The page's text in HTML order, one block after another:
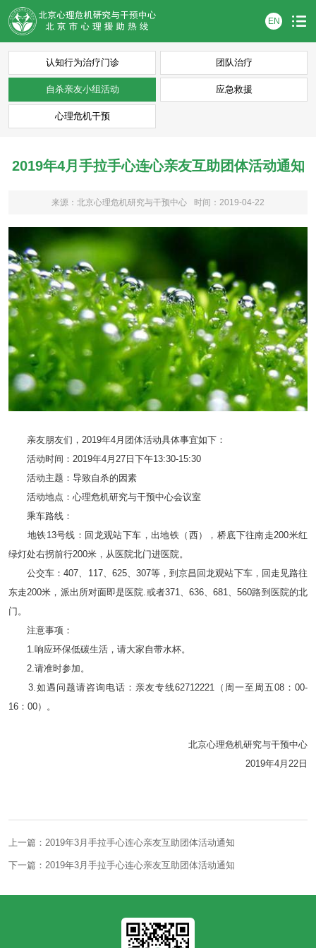
EN
认知行为治疗门诊 团队治疗
自杀亲友小组活动 应急救援
心理危机干预
2019年4月手拉手心连心亲友互助团体活动通知
来源：北京心理危机研究与干预中心 时间：2019-04-22
亲友朋友们，2019年4月团体活动具体事宜如下：
活动时间：2019年4月27日下午13:30-15:30
活动主题：导致自杀的因素
活动地点：心理危机研究与干预中心会议室
乘车路线：
地铁13号线：回龙观站下车，出地铁（西），桥底下往南走200米红
绿灯处右拐前行200米，从医院北门进医院。
公交车：407、117、625、307等，到京昌回龙观站下车，回走见路往
东走200米，派出所对面即是医院.或者371、636、681、560路到医院的北
门。
注意事项：
1.响应环保低碳生活，请大家自带水杯。
2.请准时参加。
3.如遇问题请咨询电话：亲友专线62712221（周一至周五08：00-
16：00）。
北京心理危机研究与干预中心
2019年4月22日
上一篇：2019年3月手拉手心连心亲友互助团体活动通知
下一篇：2019年3月手拉手心连心亲友互助团体活动通知